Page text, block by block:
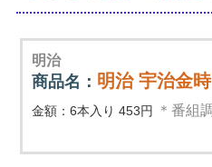
明治
商品名： 明治 宇治金時
金額：6本入り 453円 ＊番組